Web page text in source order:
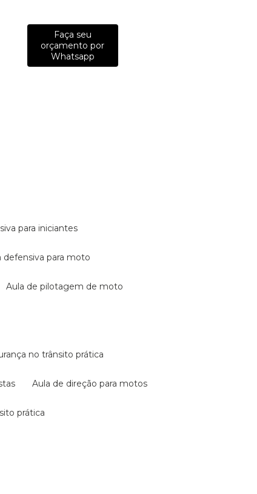
Faça seu
orçamento por
Whatsapp
para iniciantes
defensiva para moto
aula de pilotagem de moto
no trânsito prática
aula de direção para motos
prática